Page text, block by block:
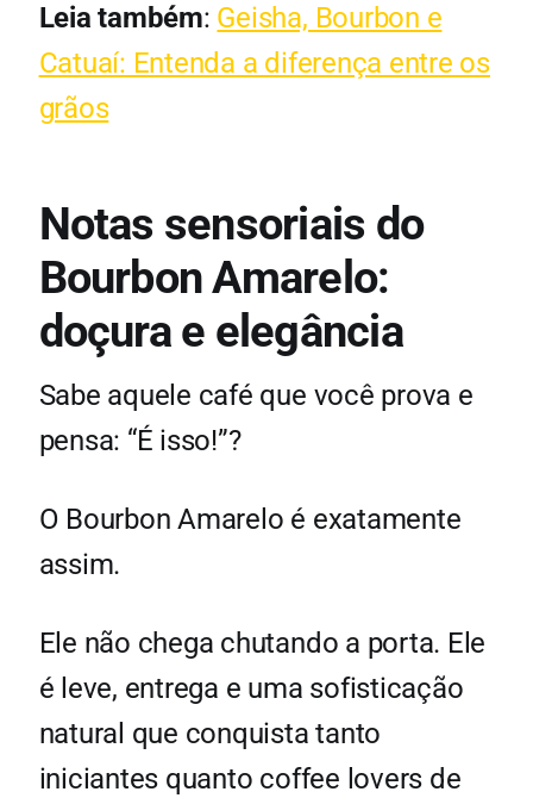
Leia também: Geisha, Bourbon e
Catuaí: Entenda a diferença entre os
grãos
Notas sensoriais do
Bourbon Amarelo:
doçura e elegância
Sabe aquele café que você prova e
pensa: “É isso!”?
O Bourbon Amarelo é exatamente
assim.
Ele não chega chutando a porta. Ele
é leve, entrega e uma sofisticação
natural que conquista tanto
iniciantes quanto coffee lovers de